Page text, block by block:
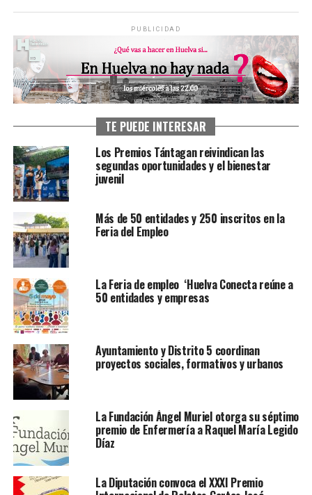
PUBLICIDAD
TE PUEDE INTERESAR
Los Premios Tántagan reivindican las
segundas oportunidades y el bienestar
juvenil
Más de 50 entidades y 250 inscritos en la
Feria del Empleo
La Feria de empleo ‘Huelva Conecta reúne a
50 entidades y empresas
Ayuntamiento y Distrito 5 coordinan
proyectos sociales, formativos y urbanos
La Fundación Ángel Muriel otorga su séptimo
premio de Enfermería a Raquel María Legido
Díaz
La Diputación convoca el XXXI Premio